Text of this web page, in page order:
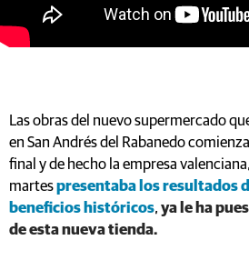
Las obras del nuevo supermercado
en San Andrés del Rabanedo
final y de hecho la empresa
martespresentaba los resultados
beneficios históricos, ya le ha
de esta nueva tienda.